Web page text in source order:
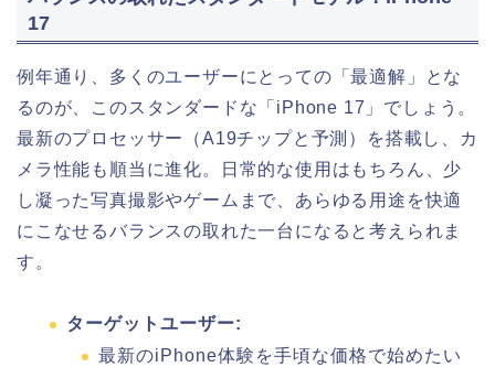
17
例年通り、多くのユーザーにとっての「最適解」とな
るのが、このスタンダードな「iPhone 17」でしょう。
最新のプロセッサー（A19チップと予測）を搭載し、カ
メラ性能も順当に進化。日常的な使用はもちろん、少
し凝った写真撮影やゲームまで、あらゆる用途を快適
にこなせるバランスの取れた一台になると考えられま
す。
ターゲットユーザー:
最新のiPhone体験を手頃な価格で始めたい